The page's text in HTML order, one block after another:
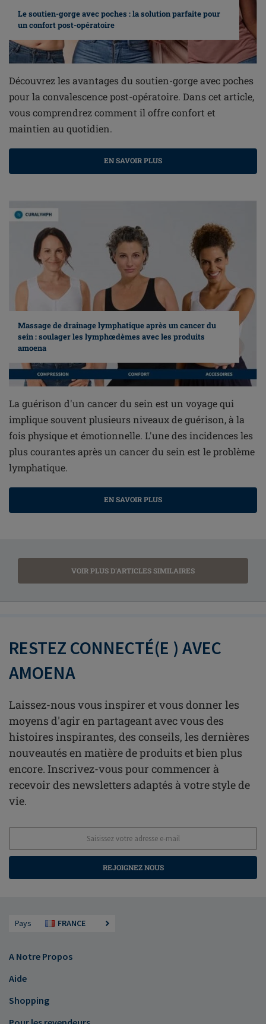
Le soutien-gorge avec poches : la solution parfaite pour
un confort post-opératoire
Découvrez les avantages du soutien-gorge avec poches
pour la convalescence post-opératoire. Dans cet article,
vous comprendrez comment il offre confort et
maintien au quotidien.
EN SAVOIR PLUS
Massage de drainage lymphatique après un cancer du
sein : soulager les lymphœdèmes avec les produits
amoena
La guérison d'un cancer du sein est un voyage qui
implique souvent plusieurs niveaux de guérison, à la
fois physique et émotionnelle. L'une des incidences les
plus courantes après un cancer du sein est le problème
lymphatique.
EN SAVOIR PLUS
VOIR PLUS D'ARTICLES SIMILAIRES
RESTEZ CONNECTÉ(E ) AVEC
AMOENA
Laissez-nous vous inspirer et vous donner les
moyens d'agir en partageant avec vous des
histoires inspirantes, des conseils, les dernières
nouveautés en matière de produits et bien plus
encore. Inscrivez-vous pour commencer à
recevoir des newsletters adaptés à votre style de
vie.
REJOIGNEZ NOUS
Pays FRANCE
A Notre Propos
Aide
Shopping